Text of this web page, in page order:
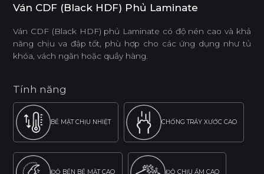
Ván CDF (Black HDF) Phủ Laminate
Ván CDF (Black HDF) phủ Laminate có độ nén cao và khả
năng chịu va đập tốt, phù hợp cho các ứng dụng như tủ
khóa, vách ngăn hoặc quầy hàng.
Tính năng
BỀ MẶT CHỊU NHIỆT CHỐNG TRẦY XƯỚC CAO
ĐỘ BỀN BỀ MẶT CAO ĐỘ CHỊU ẨM CAO